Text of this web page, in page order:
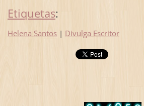
Etiquetas:
Helena Santos | Divulga Escritor